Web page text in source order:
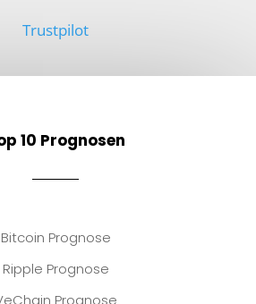
Trustpilot
10 Prognosen
Bitcoin Prognose
Ripple Prognose